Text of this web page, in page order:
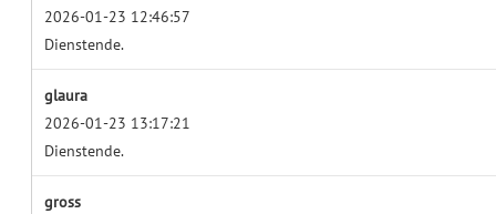
2026-01-23 12:46:57
Dienstende.
glaura
2026-01-23 13:17:21
Dienstende.
gross